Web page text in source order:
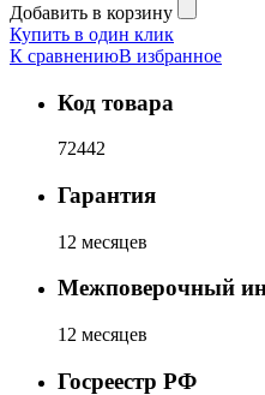
Добавить в корзину
Купить в один клик
К сравнениюВ избранное
Код товара
72442
Гарантия
12 месяцев
Межповерочный
12 месяцев
Госреестр РФ